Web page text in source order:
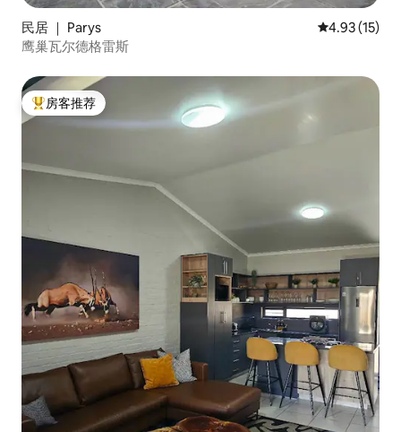
民居 ｜ Parys 平均评分
4.93 (15)
鹰巢瓦尔德格雷斯
热门「房客推荐」
房客推荐